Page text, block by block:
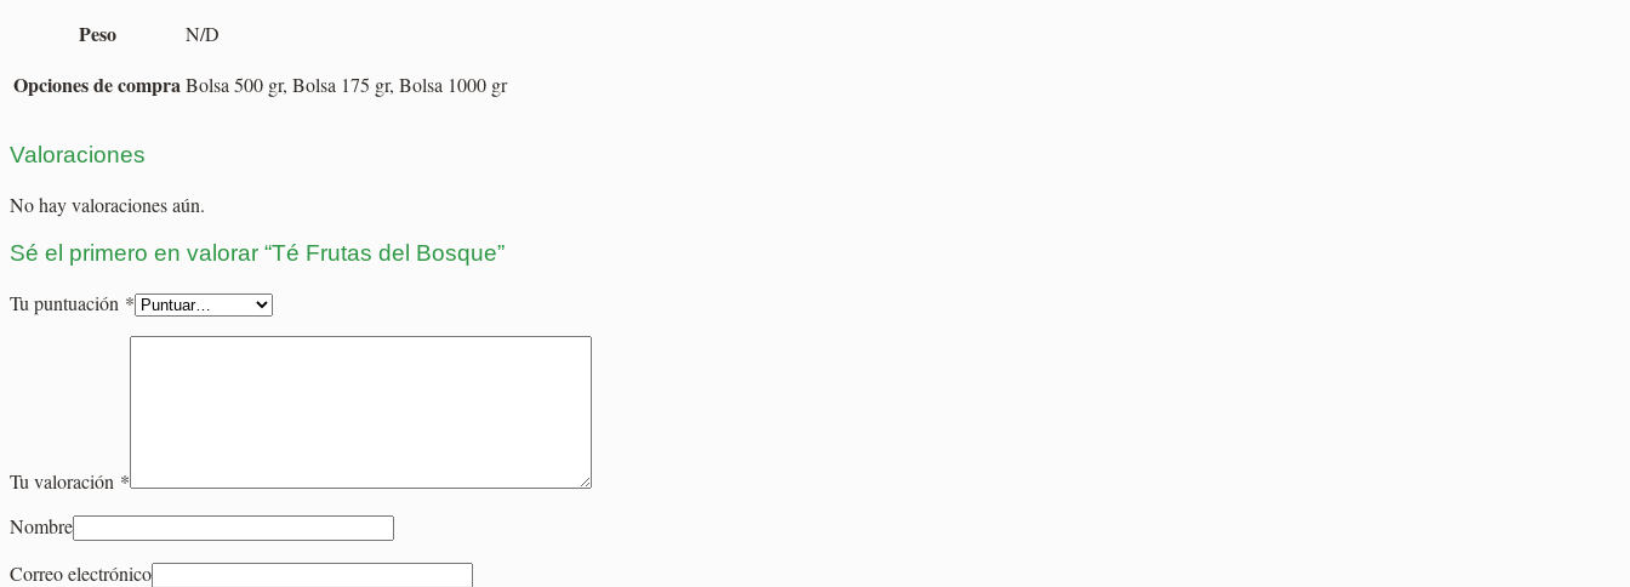
Peso N/D
Opciones de compraBolsa 500 gr, Bolsa 175 gr, Bolsa 1000 gr
Valoraciones
No hay valoraciones aún.
Sé el primero en valorar “Té Frutas del Bosque”
Tu puntuación *
Tu valoración *
Nombre
Correo electrónico